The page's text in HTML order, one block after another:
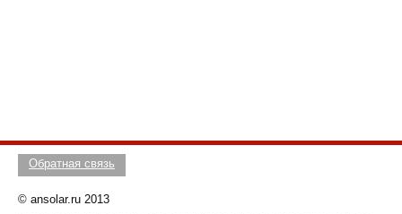
Обратная связь
© ansolar.ru 2013